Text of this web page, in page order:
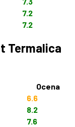
7.2
7.2
Termalica
Ocena
6.6
8.2
7.6